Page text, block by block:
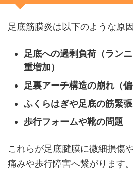
足底筋膜炎は以下のような原
足底への過剰負荷（ラン
重増加）
足裏アーチ構造の崩れ（
ふくらはぎや足底の筋緊張
歩行フォームや靴の問題
これらが足底腱膜に微細損傷
痛みや歩行障害へ繋がります。